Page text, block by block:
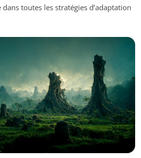
toutes les stratégies d’adaptation